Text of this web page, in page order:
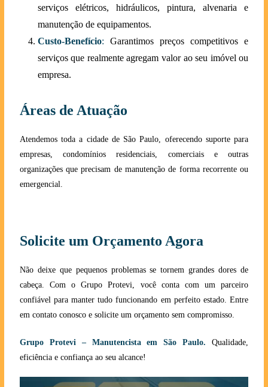
serviços elétricos, hidráulicos, pintura, alvenaria e
manutenção de equipamentos.
Custo-Benefício: Garantimos preços competitivos e
serviços que realmente agregam valor ao seu imóvel ou
empresa.
Áreas de Atuação
Atendemos toda a cidade de São Paulo, oferecendo suporte para
empresas, condomínios residenciais, comerciais e outras
organizações que precisam de manutenção de forma recorrente ou
emergencial.
Solicite um Orçamento Agora
Não deixe que pequenos problemas se tornem grandes dores de
cabeça. Com o Grupo Protevi, você conta com um parceiro
confiável para manter tudo funcionando em perfeito estado. Entre
em contato conosco e solicite um orçamento sem compromisso.
Grupo Protevi – Manutencista em São Paulo.
Qualidade,
eficiência e confiança ao seu alcance!